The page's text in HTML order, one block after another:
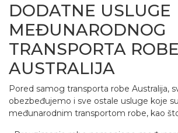
DODATNE USLUGE
MEĐUNARODNOG
TRANSPORTA ROBE
AUSTRALIJA
Pored samog transporta robe Australija,
obezbeđujemo i sve ostale usluge koje
međunarodnim transportom robe, kao